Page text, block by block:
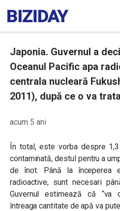
Japonia. Guvernul a
Oceanul Pacific apa
centrala nucleară
2011), după ce o va
acum 5 ani
În total, este vorba despre
contaminată, destul pentru a
de înot. Până la începerea
radioactive, sunt necesari
Guvernul estimează că “va
întreaga cantitate de apă va